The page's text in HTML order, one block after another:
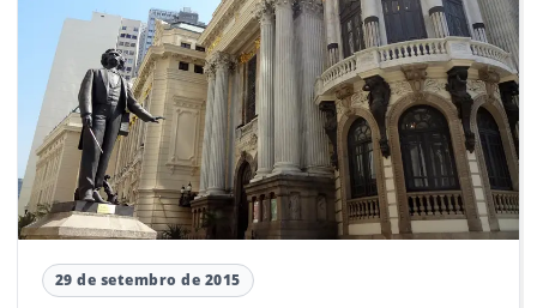
29 de setembro de 2015